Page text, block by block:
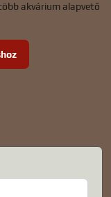
akvárium alapvető